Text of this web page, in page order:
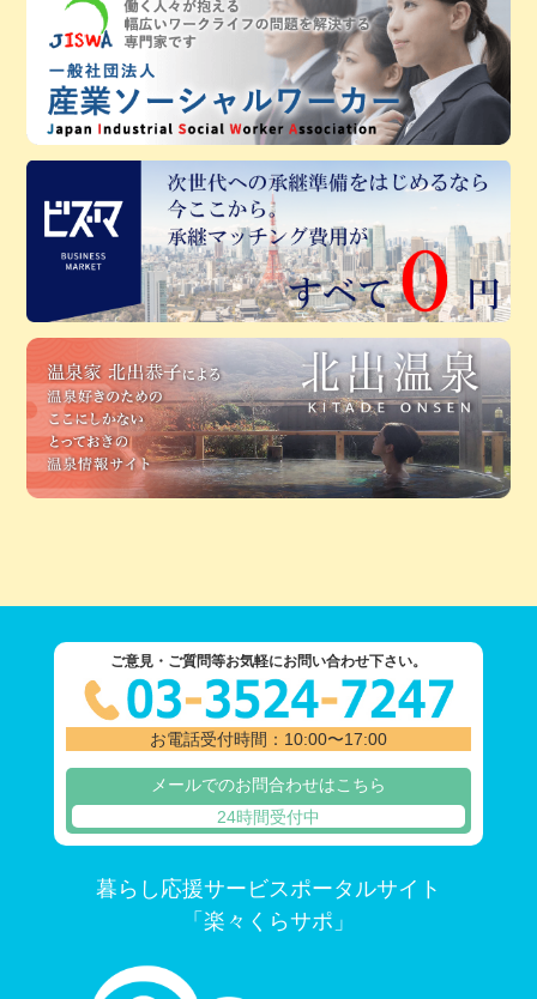
ご意見・ご質問等お気軽にお問い合わせ下さい。
お電話受付時間：10:00〜17:00
メールでのお問合わせはこちら
24時間受付中
暮らし応援サービスポータルサイト
「楽々くらサポ」